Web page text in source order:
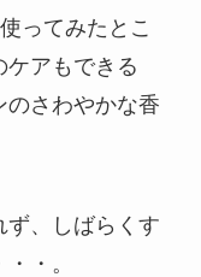
ってみたとこ
ケアもできる
のさわやかな香
ず、しばらくす
・。